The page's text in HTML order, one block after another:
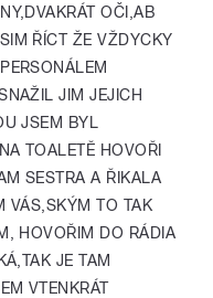
OČI,AB
ŘÍCT ŽE VŽDYCKY
JIM JEJICH
JSEM BYL
TOALETĚ HOVOŘI
SESTRA A ŘIKALA
VÁS,SKÝM TO TAK
HOVOŘIM DO RÁDIA
JE TAM
VTENKRÁT